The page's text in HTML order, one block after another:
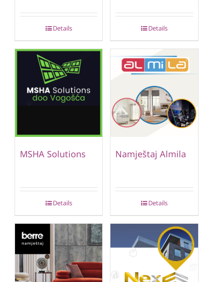
Details Details
MSHA Solutions
Details
Namještaj Almila
Details